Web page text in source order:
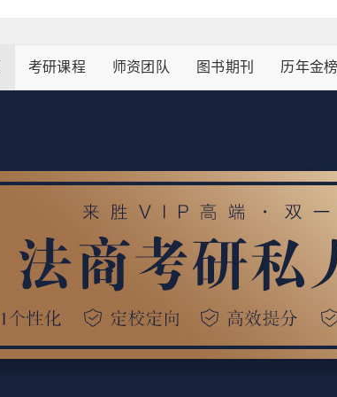
考研课程 师资团队 图书期刊 历年金榜